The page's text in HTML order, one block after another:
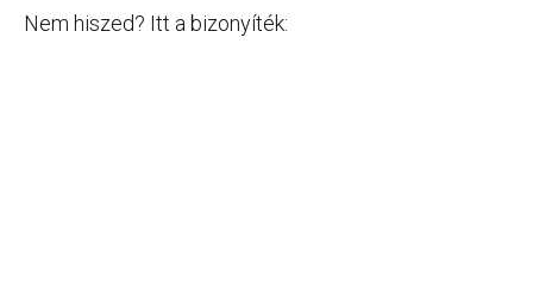
Nem hiszed? Itt a bizonyíték: